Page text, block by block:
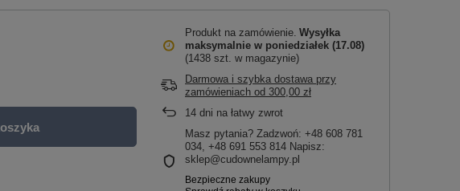
Produkt na zamówienie Wysyłka
maksymalnie w poniedziałek (17.08)
(1438 szt. w magazynie)
Darmowa i szybka dostawa przy
zamówieniach od 300,00 zł
14 dni na łatwy zwrot
Masz pytania? Zadzwoń: +48 608 781
034, +48 691 553 814 Napisz:
sklep@cudownelampy.pl